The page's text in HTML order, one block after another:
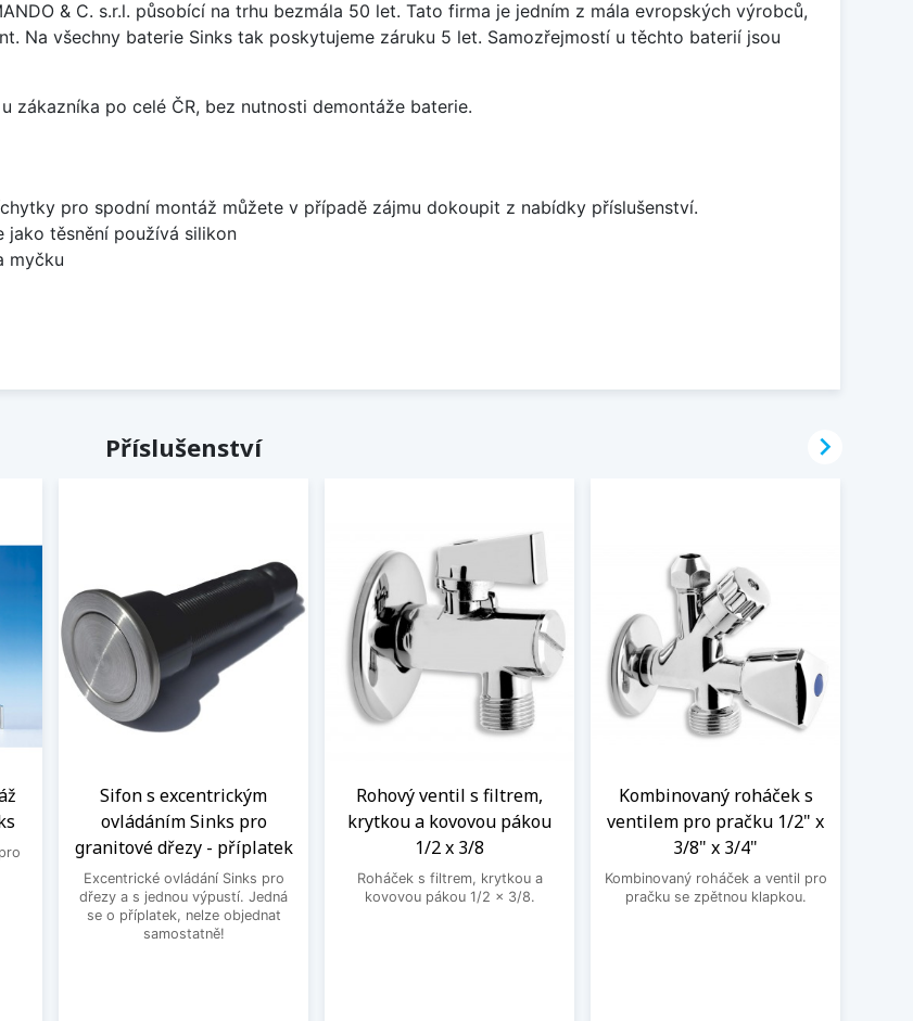
& C. s.r.l. působící na trhu bezmála 50 let. Tato firma je jedním z mála evropských výrobců,
Na všechny baterie Sinks tak poskytujeme záruku 5 let. Samozřejmostí u těchto baterií jsou
zákazníka po celé ČR, bez nutnosti demontáže baterie.
pro spodní montáž můžete v případě zájmu dokoupit z nabídky příslušenství.
jako těsnění používá silikon
myčku
Příslušenství
Sifon s excentrickým
ovládáním Sinks pro
granitové dřezy - příplatek
Excentrické ovládání Sinks pro
dřezy a s jednou výpustí. Jedná
se o příplatek, nelze objednat
samostatně!
Rohový ventil s filtrem,
krytkou a kovovou pákou
1/2 x 3/8
Roháček s filtrem, krytkou a
kovovou pákou 1/2 x 3/8.
Kombinovaný roháček s
ventilem pro pračku 1/2" x
3/8" x 3/4"
Kombinovaný roháček a ventil pro
pračku se zpětnou klapkou.
